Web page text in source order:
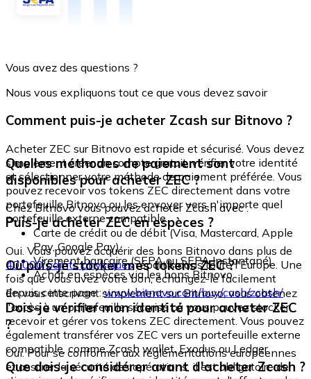
Vous avez des questions ?
Nous vous expliquons tout ce que vous devez savoir
Comment puis-je acheter Zcash sur Bitnovo ?
Acheter ZEC sur Bitnovo est rapide et sécurisé. Vous devez
simplement créer un compte gratuit, vérifier votre identité
et sélectionner votre méthode de paiement préférée. Vous
pouvez recevoir vos tokens ZEC directement dans votre
portefeuille Bitnovo ou les envoyer vers n'importe quel
portefeuille externe compatible.
Quelles méthodes de paiement sont
disponibles pour acheter ZEC ?
Chez Bitnovo vous pouvez acheter Zcash avec :
Carte de crédit ou de débit (Visa, Mastercard, Apple
Pay, Google Pay)
Virement bancaire (SEPA ou SEPA Instantané)
Achat en espèces via les bons Bitnovo
Puis-je acheter ZEC en espèces ?
Oui. Vous pouvez acquérir des bons Bitnovo dans plus de
40 000 points physiquesrépartis dans toute l'Europe. Une
fois que vous avez votre bon, échangez-le facilement
depuis cette page :www.bitnovo.com/buy/cash/zcash/
Où puis-je stocker mes tokens ZEC ?
En vous inscrivant simplement sur Bitnovo, vous obtenez
l'accès à un portefeuille sécurisé où vous pouvez stocker,
recevoir et gérer vos tokens ZEC directement. Vous pouvez
également transférer vos ZEC vers un portefeuille externe
compatible, comme Zcash wallet, Exodus ou Ledger.
Dois-je vérifier mon identité pour acheter ZEC
?
Oui. Pour se conformer aux réglementations européennes
et assurer la sécurité des opérations, il est obligatoire de
Que dois-je considérer avant d'acheter Zcash ?